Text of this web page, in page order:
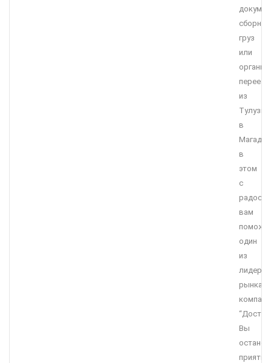
сборный
груз
или
переезд
из
Тулузы
в
в
этом
с
вам
один
из
лидеров
рынка,
Вы
приятно